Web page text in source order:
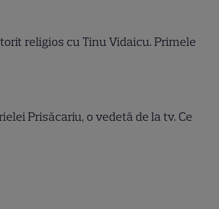
religios cu Tinu Vidaicu. Primele
Prisăcariu, o vedetă de la tv. Ce